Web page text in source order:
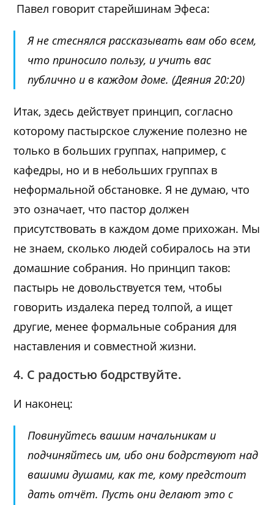
Павел говорит старейшинам Эфеса:
Я не стеснялся рассказывать вам обо всем,
что приносило пользу, и учить вас
публично и в каждом доме. (Деяния 20:20)
Итак, здесь действует принцип, согласно
которому пастырское служение полезно не
только в больших группах, например, с
кафедры, но и в небольших группах в
неформальной обстановке. Я не думаю, что
это означает, что пастор должен
присутствовать в каждом доме прихожан. Мы
не знаем, сколько людей собиралось на эти
домашние собрания. Но принцип таков:
пастырь не довольствуется тем, чтобы
говорить издалека перед толпой, а ищет
другие, менее формальные собрания для
наставления и совместной жизни.
4. С радостью бодрствуйте.
И наконец:
Повинуйтесь вашим начальникам и
подчиняйтесь им, ибо они бодрствуют над
вашими душами, как те, кому предстоит
дать отчёт. Пусть они делают это с